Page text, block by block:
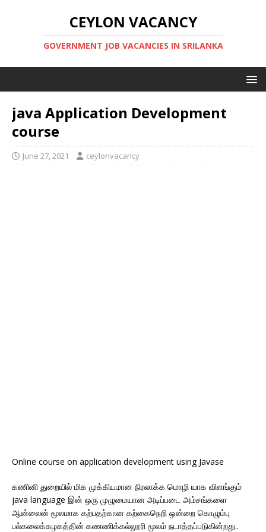
CEYLON VACANCY
GOVERNMENT JOB VACANCIES IN SRILANKA
java Application Development
course
June 27, 2021 ceylonvacancy
Online course on application development using Javase
கணினி துறையில் மிக முக்கியமான நிரலாக்க மொழி யாக விளங்கும்
java language இன் ஒரு முழுமையான அடிப்படை அம்சங்களை
ஆன்லைன் மூலமாக கற்பதற்கான கற்கைநெறி ஒன்றை கொழும்பு
பல்கலைக்கழகத்தின் கணணிக்கல்லூரி மூலம் நடாத்தப்படுகின்றது..